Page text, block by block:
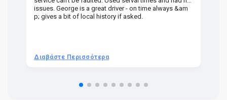
issues. George is a great driver - on time always &am
p; gives a bit of local history if asked.
Διαβάστε Περισσότερα